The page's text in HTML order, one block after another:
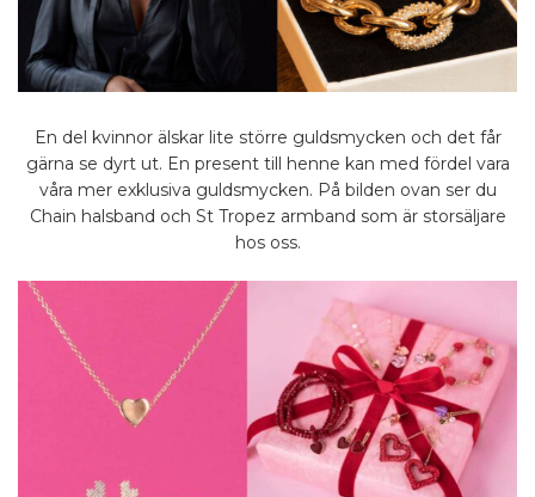
En del kvinnor älskar lite större guldsmycken och det får
gärna se dyrt ut. En present till henne kan med fördel vara
våra mer exklusiva guldsmycken. På bilden ovan ser du
Chain halsband och St Tropez armband som är storsäljare
hos oss.